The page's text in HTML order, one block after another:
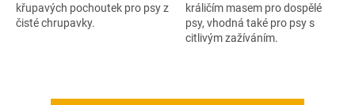
křupavých pochoutek pro psy z
čisté chrupavky.
králičím masem pro dospělé
psy, vhodná také pro psy s
citlivým zažíváním.